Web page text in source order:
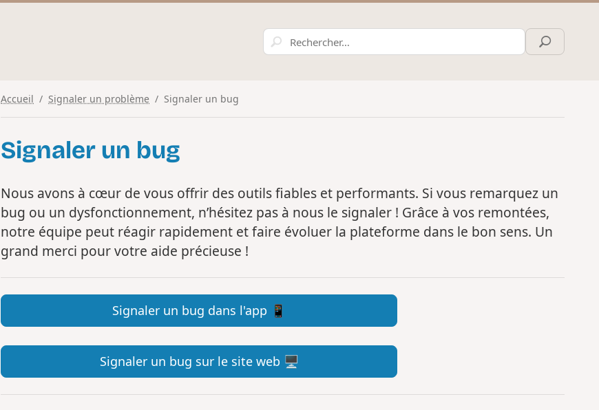
Accueil Signaler un problème Signaler un bug
Signaler un bug
Nous avons à cœur de vous offrir des outils fiables et performants. Si vous remarquez un
bug ou un dysfonctionnement, n’hésitez pas à nous le signaler ! Grâce à vos remontées,
notre équipe peut réagir rapidement et faire évoluer la plateforme dans le bon sens. Un
grand merci pour votre aide précieuse !
Signaler un bug dans l'app 📱
Signaler un bug sur le site web 🖥️